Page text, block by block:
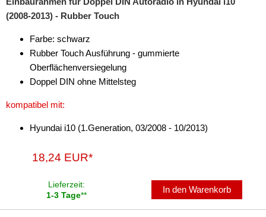
Antennenzubehör
Aux-In-Adapter
Bluetooth
Entriegelung
Entstörmaterial
Ersatzteile
(2008-2013) - Rubber Touch
Farbe: schwarz
Rubber Touch Ausführung - gummierte
Oberflächenversiegelung
Doppel DIN ohne Mittelsteg
kompatibel mit:
Hyundai i10 (1.Generation, 03/2008 - 10/2013)
18,24 EUR*
Lieferzeit:
1-3 Tage**
In den Warenkorb